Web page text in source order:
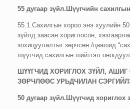
55 дугаар зүйл.Шүүгчийн
55.1.Сахилгын хороо энэ хуулийн
зүйлд заасан хориглосон,
зохицуулалтыг зөрчсөн /цаашид
шүүгчид сахилгын шийтгэл
ШҮҮГЧИД ХОРИГЛОХ ЗҮЙЛ,
ЗӨРЧЛӨӨС УРЬДЧИЛАН
50 дугаар зүйл.Шүүгчид хориглох